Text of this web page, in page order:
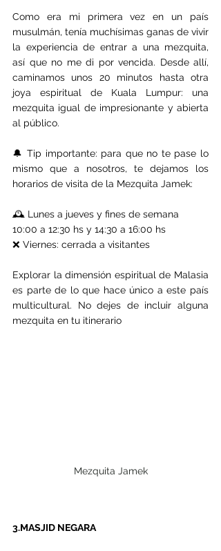
Como era mi primera vez en un país
musulmán, tenía muchísimas ganas de vivir
la experiencia de entrar a una mezquita,
así que no me di por vencida. Desde allí,
caminamos unos 20 minutos hasta otra
joya espiritual de Kuala Lumpur: una
mezquita igual de impresionante y abierta
al público.
🔔 Tip importante: para que no te pase lo
mismo que a nosotros, te dejamos los
horarios de visita de la Mezquita Jamek:
🕰️ Lunes a jueves y fines de semana
10:00 a 12:30 hs y 14:30 a 16:00 hs
❌ Viernes: cerrada a visitantes
Explorar la dimensión espiritual de Malasia
es parte de lo que hace único a este país
multicultural. No dejes de incluir alguna
mezquita en tu itinerario
Mezquita Jamek
3.MASJID NEGARA